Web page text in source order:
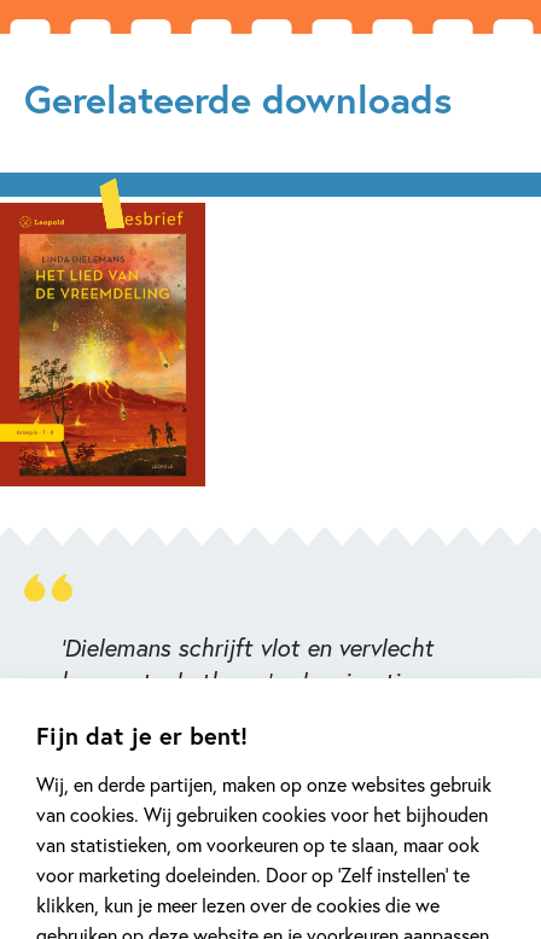
Fijn dat je er bent!
Wij, en derde partijen, maken op onze websites gebruik
van cookies. Wij gebruiken cookies voor het bijhouden
van statistieken, om voorkeuren op te slaan, maar ook
voor marketing doeleinden. Door op ‘Zelf instellen’ te
klikken, kun je meer lezen over de cookies die we
Gerelateerde downloads
‘Dielemans schrijft vlot en vervlecht
knap actuele thema’s als migratie en
Dagblad van het Noorden